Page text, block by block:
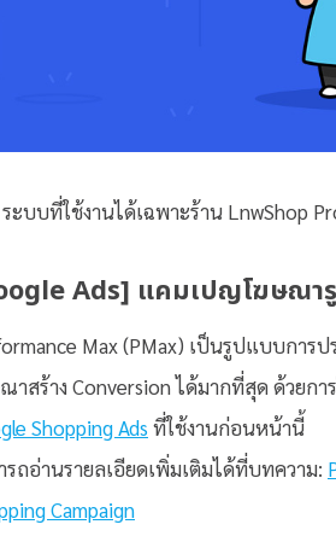
ระบบที่ใช้งานได้เฉพาะร้าน LnwShop
Ads] แคมเปญโฆษณ
Max (PMax) เป็นรูปแบบกา
าสร้าง Conversion ได้มากที่สุด ด้วยก
Shopping Ads ที่ใช้งานก่อนหน้านี้
รถอ่านรายลเอียดเพิ่มเติมได้ที่บทความ:
Campaign